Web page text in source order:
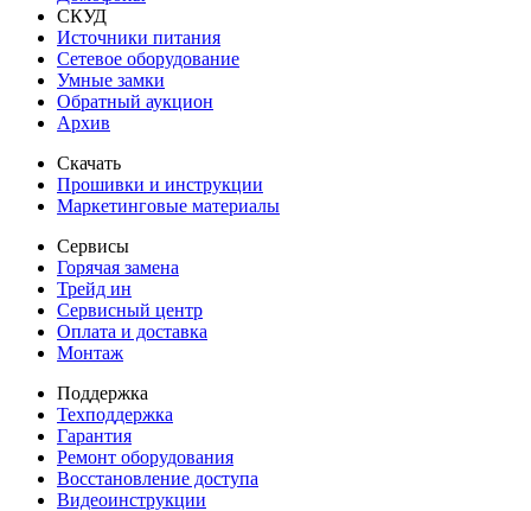
СКУД
Источники питания
Сетевое оборудование
Умные замки
Обратный аукцион
Архив
Скачать
Прошивки и инструкции
Маркетинговые материалы
Сервисы
Горячая замена
Трейд ин
Сервисный центр
Оплата и доставка
Монтаж
Поддержка
Техподдержка
Гарантия
Ремонт оборудования
Восстановление доступа
Видеоинструкции